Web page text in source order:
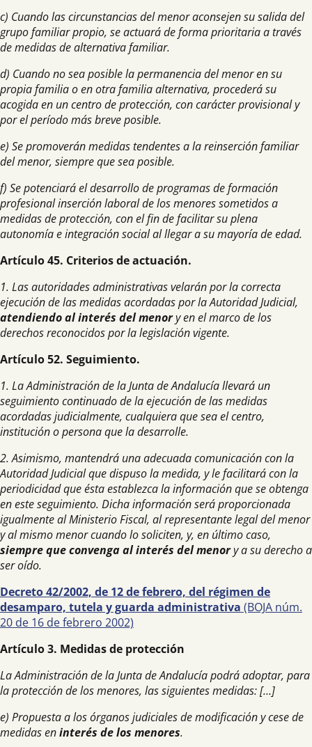
c) Cuando las circunstancias del menor aconsejen su salida del
grupo familiar propio, se actuará de forma prioritaria a través
de medidas de alternativa familiar.
d) Cuando no sea posible la permanencia del menor en su
propia familia o en otra familia alternativa, procederá su
acogida en un centro de protección, con carácter provisional y
por el período más breve posible.
e) Se promoverán medidas tendentes a la reinserción familiar
del menor, siempre que sea posible.
f) Se potenciará el desarrollo de programas de formación
profesional inserción laboral de los menores sometidos a
medidas de protección, con el fin de facilitar su plena
autonomía e integración social al llegar a su mayoría de edad.
Artículo 45. Criterios de actuación.
1. Las autoridades administrativas velarán por la correcta
ejecución de las medidas acordadas por la Autoridad Judicial,
atendiendo al interés del menory en el marco de los
derechos reconocidos por la legislación vigente.
Artículo 52. Seguimiento.
1. La Administración de la Junta de Andalucía llevará un
seguimiento continuado de la ejecución de las medidas
acordadas judicialmente, cualquiera que sea el centro,
institución o persona que la desarrolle.
2. Asimismo, mantendrá una adecuada comunicación con la
Autoridad Judicial que dispuso la medida, y le facilitará con la
periodicidad que ésta establezca la información que se obtenga
en este seguimiento. Dicha información será proporcionada
igualmente al Ministerio Fiscal, al representante legal del menor
y al mismo menor cuando lo soliciten, y, en último caso,
siempre que convenga al interés del menory a su derecho a
ser oído.
Decreto 42/2002, de 12 de febrero, del régimen de
desamparo, tutela y guarda administrativa (BOJA núm.
20 de 16 de febrero 2002)
Artículo 3. Medidas de protección
La Administración de la Junta de Andalucía podrá adoptar, para
la protección de los menores, las siguientes medidas:[…]
e) Propuesta a los órganos judiciales de modificación y cese de
medidas eninterés de los menores.